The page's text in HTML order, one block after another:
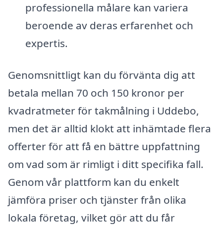
professionella målare kan variera
beroende av deras erfarenhet och
expertis.
Genomsnittligt kan du förvänta dig att
betala mellan 70 och 150 kronor per
kvadratmeter för takmålning i Uddebo,
men det är alltid klokt att inhämtade flera
offerter för att få en bättre uppfattning
om vad som är rimligt i ditt specifika fall.
Genom vår plattform kan du enkelt
jämföra priser och tjänster från olika
lokala företag, vilket gör att du får